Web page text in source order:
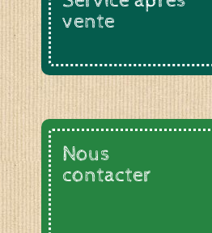
vente
Nous
contacter